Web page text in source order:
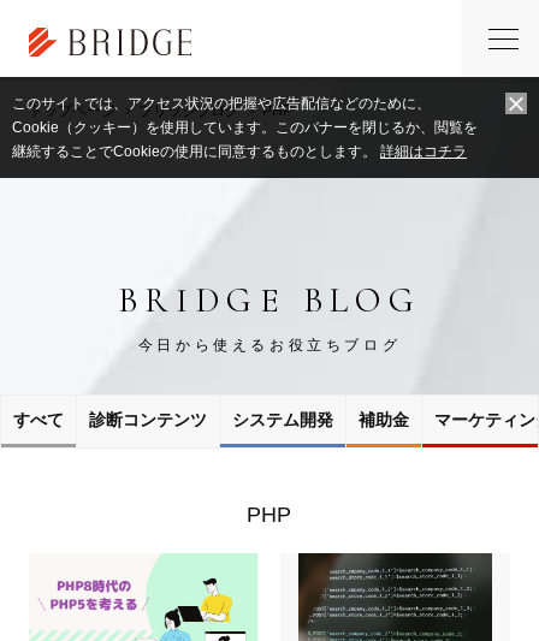
トップページ ブリッジブログ PHP
このサイトでは、アクセス状況の把握や広告配信などのために、
Cookie（クッキー）を使用しています。このバナーを閉じるか、閲覧を
継続することでCookieの使用に同意するものとします。 詳細はコチラ
BRIDGE BLOG
今日から使えるお役立ちブログ
すべて 診断コンテンツ システム開発 補助金 マーケティン
PHP